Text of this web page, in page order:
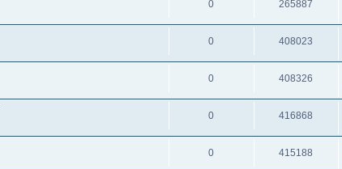
0 265887
0 408023
0 408326
0 416868
0 415188